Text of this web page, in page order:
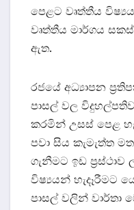
පෙළට වෘත්තීය
වෘත්තීය මාර්ගය
ඇත.
රජයේ අධ්‍යාපන
පාසල් වල
කරමින් උසස් පෙළ
පවා සිය කැමැත්ත
ගැනීමට ඉඩ
විෂ්‍යයන් හැදෑරීමට
පාසල් වලින් වාර්තා